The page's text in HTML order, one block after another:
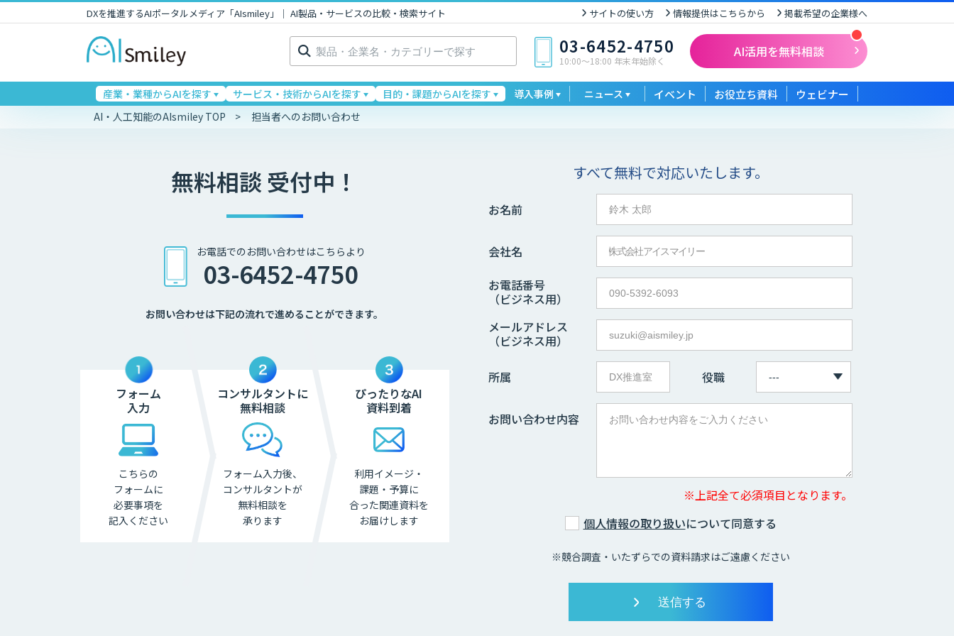
DXを推進するAIポータルメディア「AIsmiley」｜ AI製品・サービスの比較・検索サイト サイトの使い方 情報提供はこちらから 掲載希望の企業様へ
検
索: 03-6452-4750
10:00〜18:00 年末年始除く
AI活用を無料相談
産業・業種からAIを探す サービス・技術からAIを探す 目的・課題からAIを探す 導入事例 ニュース イベント お役立ち資料 ウェビナー
AI・人工知能のAIsmiley TOP 担当者へのお問い合わせ
無料相談 受付中！ すべて無料で対応いたします。
お名前
会社名
お電話番号
（ビジネス用）
メールアドレス
（ビジネス用）
所属 役職
お問い合わせ内容
※上記全て必須項目となります。
個人情報の取り扱いについて同意する
※競合調査・いたずらでの資料請求はご遠慮ください
お電話でのお問い合わせはこちらより
03-6452-4750
お問い合わせは下記の流れで進めることができます。
フォーム
入力
こちらの
フォームに
必要事項を
記入ください
コンサルタントに
無料相談
フォーム入力後、
コンサルタントが
無料相談を
承ります
ぴったりなAI
資料到着
利用イメージ・
課題・ 予算に
合った関連資料を
お届けします